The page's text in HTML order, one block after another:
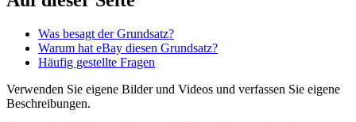
Was besagt der Grundsatz?
Warum hat eBay diesen Grundsatz?
Häufig gestellte Fragen
Verwenden Sie eigene Bilder und Videos und verfassen Sie eigene
Beschreibungen.